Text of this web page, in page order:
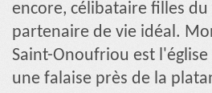
encore, célibataire filles
partenaire de vie idéal.
Saint-Onoufriou est l'église
une falaise près de la